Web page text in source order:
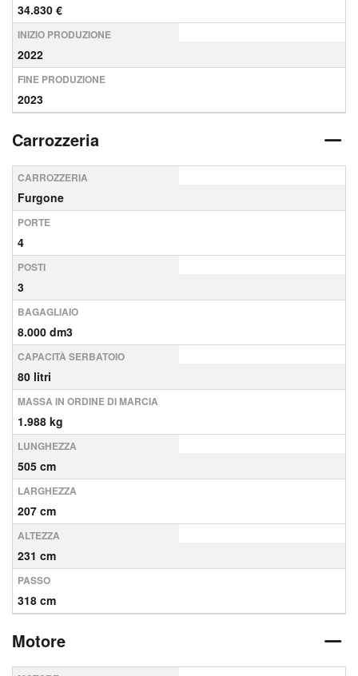
34.830 €
INIZIO PRODUZIONE
2022
FINE PRODUZIONE
2023
Carrozzeria
CARROZZERIA
Furgone
PORTE
4
POSTI
3
BAGAGLIAIO
8.000 dm3
CAPACITÀ SERBATOIO
80 litri
MASSA IN ORDINE DI MARCIA
1.988 kg
LUNGHEZZA
505 cm
LARGHEZZA
207 cm
ALTEZZA
231 cm
PASSO
318 cm
Motore